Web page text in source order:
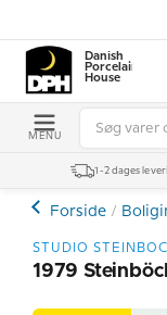
Danish
Porcelain
House
MENU
1-2 dages
Forside
STUDIO
1979